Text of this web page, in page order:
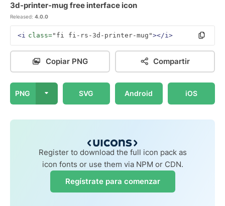
3d-printer-mug free interface icon
Released: 4.0.0
<i class="fi fi-rs-3d-printer-mug"></i>
Copiar PNG Compartir
PNG SVG Android iOS
Register to download the full icon pack as
icon fonts or use them via NPM or CDN.
Regístrate para comenzar